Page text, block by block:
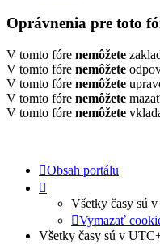
Oprávnenia pre toto
V tomto fóre nemôžete
V tomto fóre nemôžete
V tomto fóre nemôžete
V tomto fóre nemôžete
V tomto fóre nemôžete
Obsah portálu
Všetky časy sú v
Vymazať
Všetky časy sú v